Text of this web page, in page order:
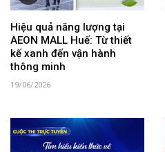
Hiệu quả năng lượng tại
AEON MALL Huế: Từ thiết
kế xanh đến vận hành
thông minh
19/06/2026